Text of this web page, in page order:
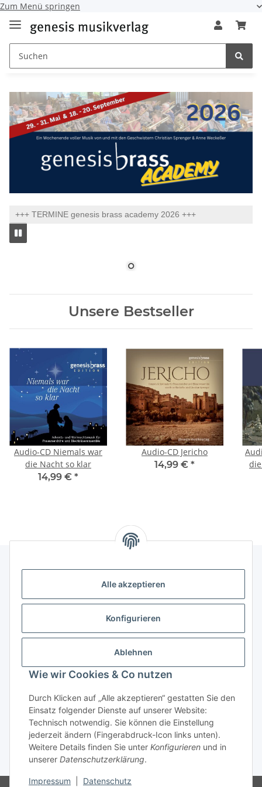
Zum Menü springen
Alle akzeptieren
Konfigurieren
Ablehnen
Wie wir Cookies & Co nutzen
Durch Klicken auf „Alle akzeptieren“ gestatten Sie den
Einsatz folgender Dienste auf unserer Website:
Technisch notwendig. Sie können die Einstellung
jederzeit ändern (Fingerabdruck-Icon links unten).
Weitere Details finden Sie unter Konfigurieren und in
unserer Datenschutzerklärung.
Impressum Datenschutz
+++ TERMINE genesis brass academy 2026 +++
Unsere Bestseller
Audio-CD Niemals war
die Nacht so klar
14,99 € *
Audio-CD Jericho
14,99 € *
genesis musikverlag Christian Sprenger
34630 Gilserberg
E-Mail:anne.weckesser@genesis-musikverlag.de
Informationen
Gesetzliche Informationen
* Alle Preise inkl. gesetzlicher USt., zzgl.Versand